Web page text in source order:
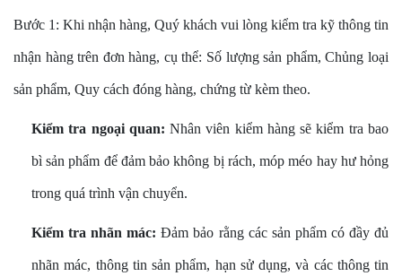
Bước 1: Khi nhận hàng, Quý khách vui lòng kiểm tra kỹ thông tin
nhận hàng trên đơn hàng, cụ thể: Số lượng sản phẩm, Chủng loại
sản phẩm, Quy cách đóng hàng, chứng từ kèm theo.
Kiểm tra ngoại quan: Nhân viên kiểm hàng sẽ kiểm tra bao
bì sản phẩm để đảm bảo không bị rách, móp méo hay hư hỏng
trong quá trình vận chuyển.
Kiểm tra nhãn mác:Đảm bảo rằng các sản phẩm có đầy đủ
nhãn mác, thông tin sản phẩm, hạn sử dụng, và các thông tin